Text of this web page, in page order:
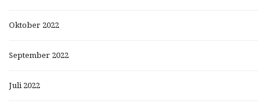
Oktober 2022
September 2022
Juli 2022